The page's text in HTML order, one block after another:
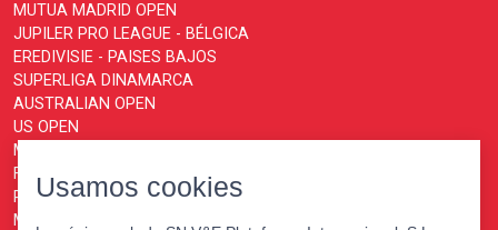
MUTUA MADRID OPEN
JUPILER PRO LEAGUE - BÉLGICA
EREDIVISIE - PAISES BAJOS
SUPERLIGA DINAMARCA
AUSTRALIAN OPEN
US OPEN
MOTOGP
FORMULA 1
PARIS MASTERS
MONTECARLO MASTERS
Usamos cookies